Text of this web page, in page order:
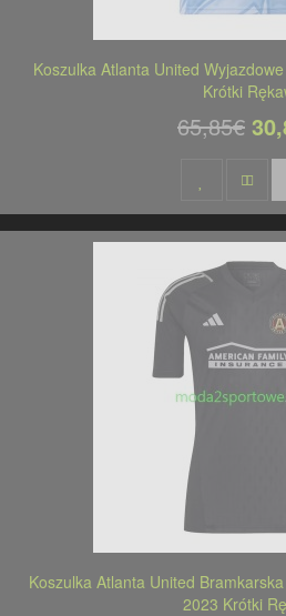
Koszulka Atlanta United
Krótki
65,85€
Koszulka Atlanta United
2023 Krótki